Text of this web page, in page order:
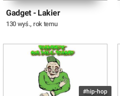
Gadget - Lakier
130 wyś., rok temu
#hip-hop